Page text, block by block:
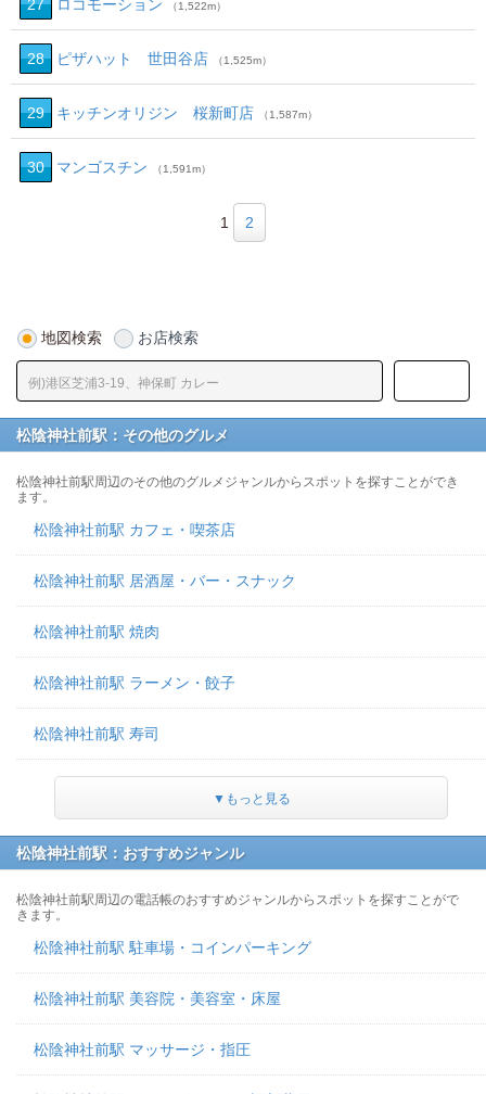
27 ロコモーション （1,522m）
28 ピザハット 世田谷店 （1,525m）
29 キッチンオリジン 桜新町店 （1,587m）
30 マンゴスチン （1,591m）
1 2
地図検索 お店検索
松陰神社前駅：その他のグルメ
松陰神社前駅周辺のその他のグルメジャンルからスポットを探すことができ
ます。
松陰神社前駅 カフェ・喫茶店
松陰神社前駅 居酒屋・バー・スナック
松陰神社前駅 焼肉
松陰神社前駅 ラーメン・餃子
松陰神社前駅 寿司
▼もっと見る
松陰神社前駅：おすすめジャンル
松陰神社前駅周辺の電話帳のおすすめジャンルからスポットを探すことがで
きます。
松陰神社前駅 駐車場・コインパーキング
松陰神社前駅 美容院・美容室・床屋
松陰神社前駅 マッサージ・指圧